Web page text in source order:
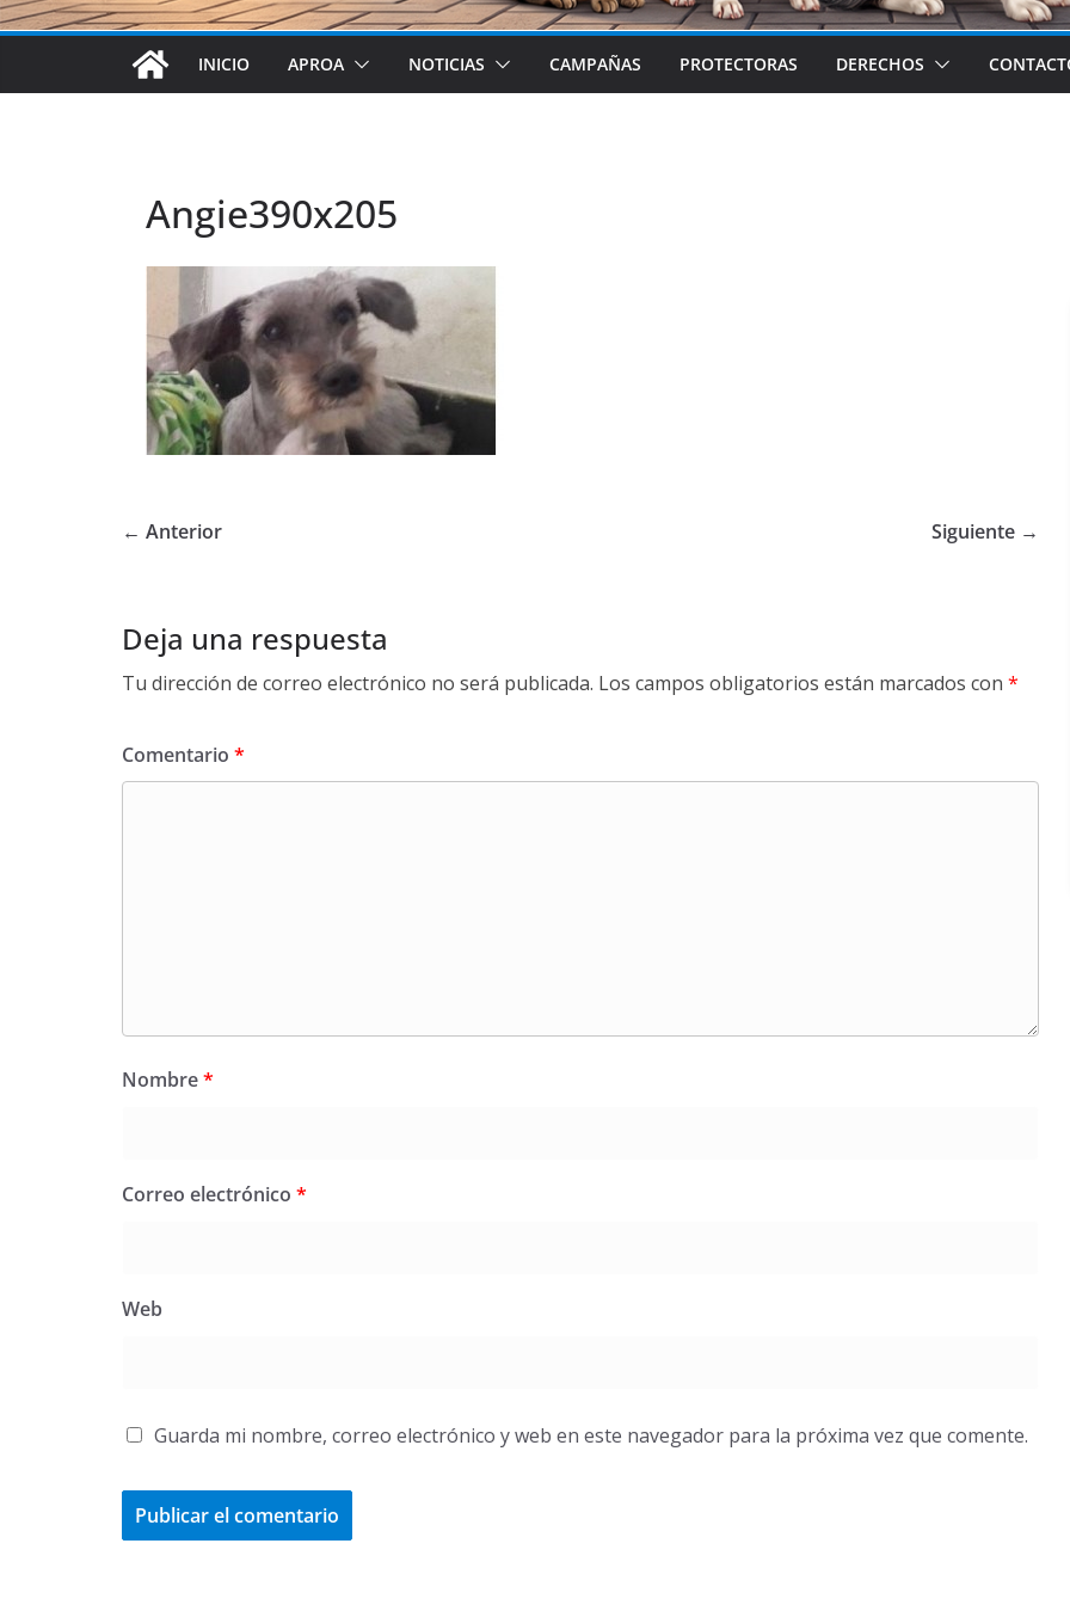
INICIO APROA NOTICIAS CAMPAÑAS PROTECTORAS DERECHOS
Angie390x205
← Anterior Siguiente →
Deja una respuesta
Tu dirección de correo electrónico no será publicada. Los campos obligatorios están marcados con *
Comentario *
Nombre*
Correo electrónico *
Web
Guarda mi nombre, correo electrónico y web en este navegador para la próxima vez que comente.